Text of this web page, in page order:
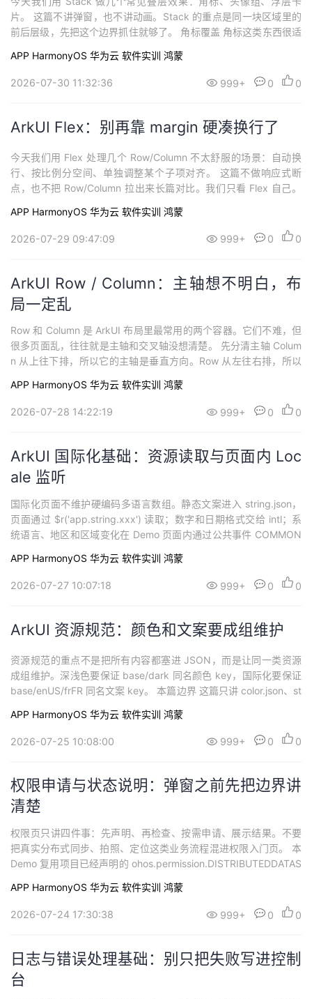
片。 这篇不讲弹窗，也不讲动画。Stack 的重点是同一块区域里的
前后层级，先把这个边界抓住就够了。 角标覆盖 角标这类东西很适
nd，角标自然就贴近右上角。 用 zInd
APP HarmonyOS 华为云 软件实训 鸿蒙
2026-07-30 11:32:36 999+ 0 0
ArkUI Flex：别再靠 margin 硬凑换行了
今天我们用 Flex 处理几个 Row/Column 不太舒服的场景：自动换
行、按比例分空间、单独调整某个子项对齐。 这篇不做响应式断
点，也不把 Row/Column 拉出来长篇对比。我们只看 Flex 自己。
前算一行放几个，也不用靠一堆手写
APP HarmonyOS 华为云 软件实训 鸿蒙
2026-07-29 09:47:09 999+ 0 0
ArkUI Row / Column：主轴想不明白，布
局一定乱
Row 和 Column 是 ArkUI 布局里最常用的两个容器。它们不难，但
很多页面乱，往往就是主轴和交叉轴没想清楚。 先分清主轴 Colum
n 从上往下排，所以它的主轴是垂直方向。Row 从左往右排，所以
ms 管交叉轴方向怎么对齐
APP HarmonyOS 华为云 软件实训 鸿蒙
2026-07-28 14:22:19 999+ 0 0
ArkUI 国际化基础：资源读取与页面内 Loc
ale 监听
国际化页面不维护硬编码多语言数组。静态文案进入 string.json，
页面通过 $r('app.string.xxx') 读取；数字和日期格式交给 intl；系
统语言、地区和区域变化在 Demo 页面内通过公共事件 COMMON
APP HarmonyOS 华为云 软件实训 鸿蒙
2026-07-27 10:07:18 999+ 0 0
ArkUI 资源规范：颜色和文案要成组维护
资源规范的重点不是把所有内容都塞进 JSON，而是让同一类资源
成组维护。深浅色要保证 base/dark 同名颜色 key，国际化要保证
base/enUS/frFR 同名文案 key。 本篇边界 这篇只讲 color.json、st
件，不做
APP HarmonyOS 华为云 软件实训 鸿蒙
2026-07-25 10:08:00 999+ 0 0
权限申请与状态说明：弹窗之前先把边界讲
清楚
权限页只讲四件事：先声明、再检查、按需申请、展示结果。不要
把真实分布式同步、拍照、定位这类业务流程混进权限入门页。 本
Demo 复用项目已经声明的 ohos.permission.DISTRIBUTEDDATAS
击“检查权限”，页面显示当前权限是否已授权
APP HarmonyOS 华为云 软件实训 鸿蒙
2026-07-24 17:30:38 999+ 0 0
日志与错误处理基础：别只把失败写进控制
台